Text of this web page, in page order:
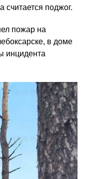
считается поджог.
пожар на
в доме
инцидента